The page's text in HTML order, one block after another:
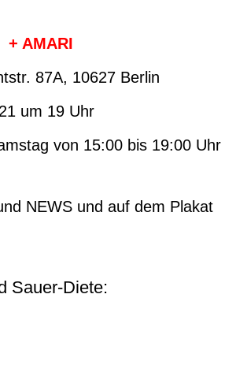
+ AMARI
87A, 10627 Berlin
um 19 Uhr
von 15:00 bis 19:00 Uhr
NEWS und auf dem Plakat
Sauer-Diete: